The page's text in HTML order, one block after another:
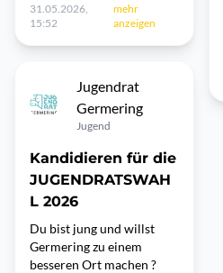
31.05.2026,
15:52
mehr
anzeigen
Jugendrat
Germering
Jugend
Kandidieren für die
JUGENDRATSWAH
L 2026
Du bist jung und willst
Germering zu einem
besseren Ort machen ?